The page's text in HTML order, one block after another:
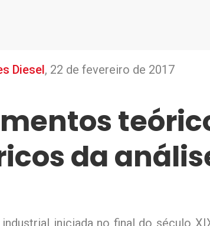
Diesel , 22 de fevereiro de 2017
da
iniciada no final do século